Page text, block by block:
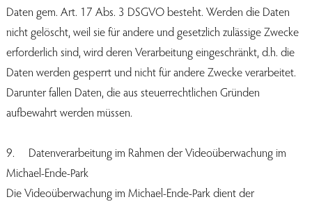
Daten gem. Art. 17 Abs. 3 DSGVO besteht. Werden die Daten
nicht gelöscht, weil sie für andere und gesetzlich zulässige Zwecke
erforderlich sind, wird deren Verarbeitung eingeschränkt, d.h. die
Daten werden gesperrt und nicht für andere Zwecke verarbeitet.
Darunter fallen Daten, die aus steuerrechtlichen Gründen
aufbewahrt werden müssen.
9. Datenverarbeitung im Rahmen der Videoüberwachung im
Michael-Ende-Park
Die Videoüberwachung im Michael-Ende-Park dient der